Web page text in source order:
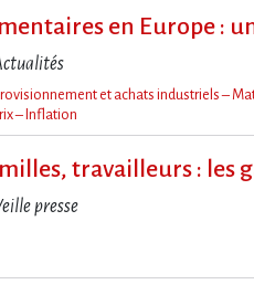
en Europe :
et achats industriels –
– Inflation
travailleurs : les
presse